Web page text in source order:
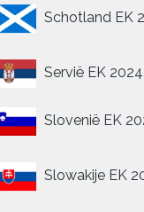
Schotland EK
Servië EK 2024
Slovenië EK
Slowakije EK